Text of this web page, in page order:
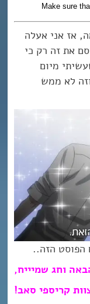
אז אני אעלה
את זה רק כי
מיום
לא ממש
הפוסט הזה..
וחג שמיייח,
קריספי סאב!